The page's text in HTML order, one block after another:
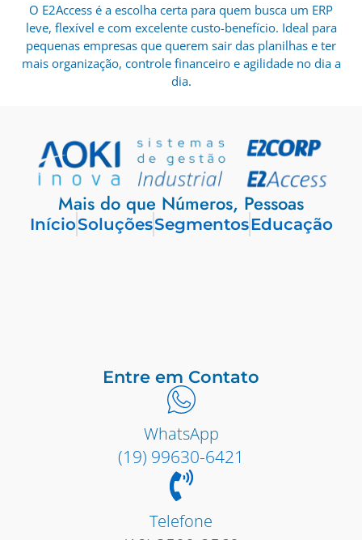
O E2Access é a escolha certa para quem busca um ERP
leve, flexível e com excelente custo-benefício. Ideal para
pequenas empresas que querem sair das planilhas e ter
mais organização, controle financeiro e agilidade no dia a
dia.
Mais do que Números, Pessoas
InícioSoluçõesSegmentosEducação
Entre em Contato
WhatsApp
(19) 99630-6421
Telefone